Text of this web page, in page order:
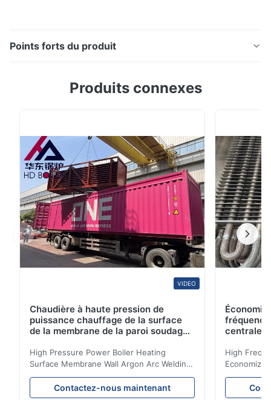
Points forts du produit
d'accessoires de service de chaudière a mis le feu au
fumée épuisée pour préchauffer l'eau d'alimentation
entrant dans la chaudière. Essentiellement ...
Produits connexes
VIDEO
Chaudière à haute pression de
puissance chauffage de la surface
de la membrane de la paroi soudage
biomasse
High Pressure Power Boiler Heating
Surface Membrane Wall Argon Arc Welding
For Biomass Boiler Product Introduction
Water wall panels with pins usually laid
vertically on the inner wall of the furnace
Contactez-nous maintenant
centrale
High
Product
is a
industrial